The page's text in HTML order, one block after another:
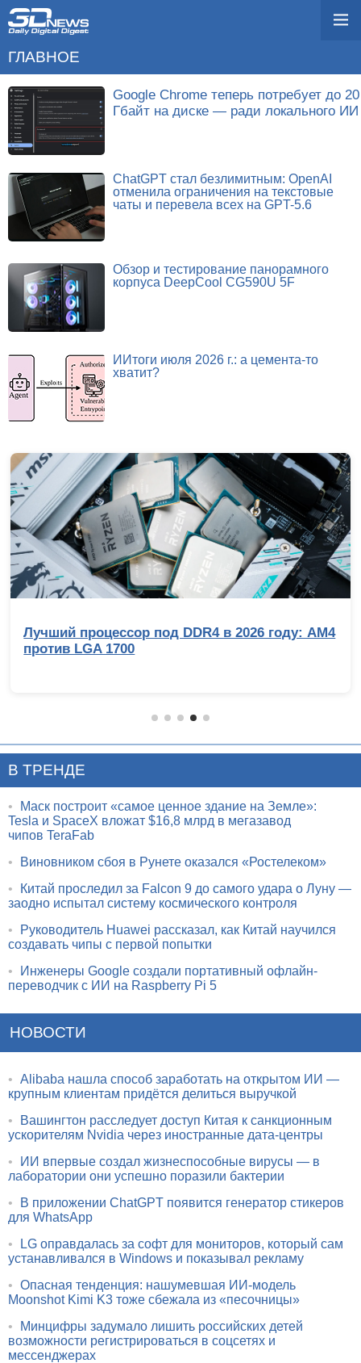
ГЛАВНОЕ
Google Chrome теперь потребует до 20
Гбайт на диске — ради локального ИИ
ChatGPT стал безлимитным: OpenAI
отменила ограничения на текстовые
чаты и перевела всех на GPT-5.6
Обзор и тестирование панорамного
корпуса DeepCool CG590U 5F
ИИтоги июля 2026 г.: а цемента-то
хватит?
Лучший процессор под DDR4 в 2026 году: AM4
против LGA 1700
В ТРЕНДЕ
•
Маск построит «самое ценное здание на Земле»:
Tesla и SpaceX вложат $16,8 млрд в мегазавод
чипов TeraFab
•
Виновником сбоя в Рунете оказался «Ростелеком»
•
Китай проследил за Falcon 9 до самого удара о Луну —
заодно испытал систему космического контроля
•
Руководитель Huawei рассказал, как Китай научился
создавать чипы с первой попытки
•
Инженеры Google создали портативный офлайн-
переводчик с ИИ на Raspberry Pi 5
НОВОСТИ
• Alibaba нашла способ заработать на открытом ИИ —
крупным клиентам придётся делиться выручкой
•
Вашингтон расследует доступ Китая к санкционным
ускорителям Nvidia через иностранные дата-центры
•
ИИ впервые создал жизнеспособные вирусы — в
лаборатории они успешно поразили бактерии
•
В приложении ChatGPT появится генератор стикеров
для WhatsApp
•
LG оправдалась за софт для мониторов, который сам
устанавливался в Windows и показывал рекламу
• Опасная тенденция: нашумевшая ИИ-модель
Moonshot Kimi K3 тоже сбежала из «песочницы»
•
Минцифры задумало лишить российских детей
возможности регистрироваться в соцсетях и
мессенджерах